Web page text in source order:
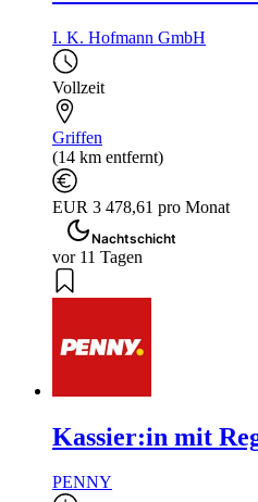
I. K. Hofmann GmbH
Vollzeit
Griffen
(14 km entfernt)
EUR 3 478,61 pro Monat
Nachtschicht
vor 11 Tagen
Kassier:in mit
PENNY